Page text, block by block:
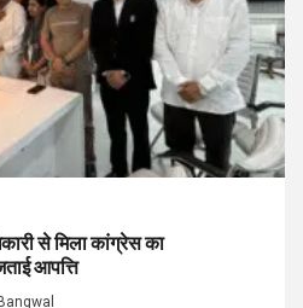
से मिला कांग्रेस का
आपत्ति